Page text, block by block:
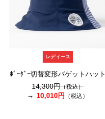
レディース
ﾎﾞｰﾀﾞｰ切替変形バゲットハット
14,300円（税込）
10,010円 （税込）